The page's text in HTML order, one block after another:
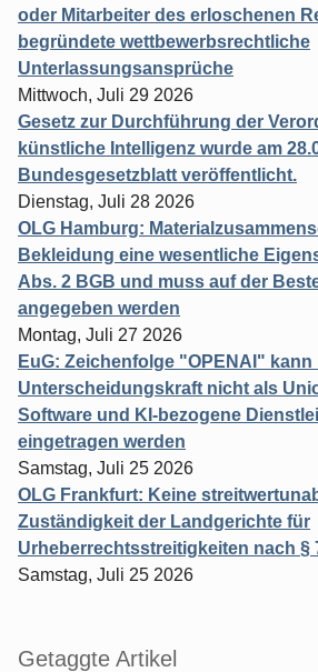
oder Mitarbeiter des erloschenen
begründete wettbewerbsrechtliche
Unterlassungsansprüche
Mittwoch, Juli 29 2026
Gesetz zur Durchführung der
künstliche Intelligenz wurde am
Bundesgesetzblatt veröffentlicht.
Dienstag, Juli 28 2026
OLG Hamburg:
Bekleidung eine wesentliche
Abs. 2 BGB und muss auf der
angegeben werden
Montag, Juli 27 2026
EuG: Zeichenfolge "OPENAI" kann
Unterscheidungskraft nicht als
Software und KI-bezogene
eingetragen werden
Samstag, Juli 25 2026
OLG Frankfurt: Keine
Zuständigkeit der Landgerichte für
Urheberrechtsstreitigkeiten nach §
Samstag, Juli 25 2026
Getaggte Artikel